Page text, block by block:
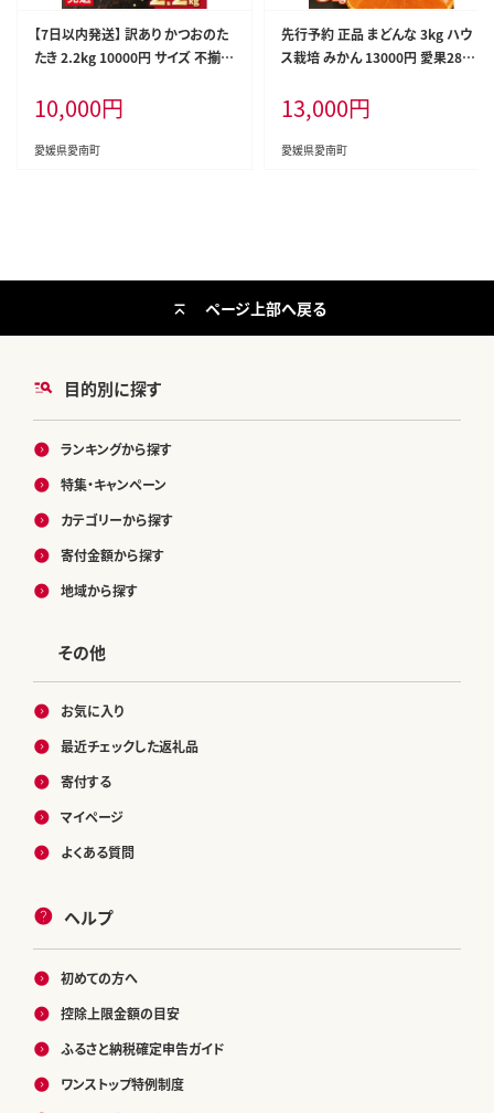
【7日以内発送】 訳あり かつおのた
たき 2.2kg 10000円 サイズ 不揃い
鮮魚 天然 鰹 四国一 水揚げ タタキ
冷凍 大容量 ふるさと納税魚 ふる
さと納税人気 ふるさと納税カツオ
10,000円
愛媛県愛南町
先行予約 正品 まどんな 3kg ハウ
ス栽培 みかん 13000円 愛果28号
高級 人気 ブランド 柑橘 果物 フル
ーツ 期間限定 産地直送 国産 農家
直送 特産品 お取り寄せ ギフト プレ
13,000円
愛媛県愛南町
目的別に探す
ランキングから探す
特集・キャンペーン
カテゴリーから探す
寄付金額から探す
地域から探す
その他
お気に入り
最近チェックした返礼品
寄付する
マイページ
よくある質問
ヘルプ
初めての方へ
控除上限金額の目安
ふるさと納税確定申告ガイド
ワンストップ特例制度
ページ上部へ戻る